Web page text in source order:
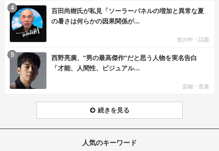
百田尚樹氏が私見「ソーラーパネルの増加と異常な夏
の暑さは何らかの因果関係が...
世の中・話題
4
西野亮廣、“男の最高傑作”だと思う人物を実名告白
「才能、人間性、ビジュアル...
芸能・音楽
5
続きを見る
人気のキーワード